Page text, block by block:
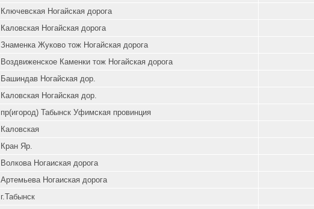
Ключевская Ногайская дорога
Каловская Ногайская дорога
Знаменка Жуково тож Ногайская дорога
Воздвиженское Каменки тож Ногайская дорога
Башиндав Ногайская дор.
Каловская Ногайская дор.
пр(игород) Табынск Уфимская провинция
Каловская
Кран Яр.
Волкова Ногаиская дорога
Артемьева Ногаиская дорога
г.Табынск